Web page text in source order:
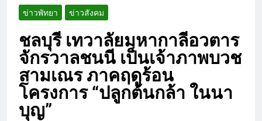
ข่าวพัทยา ข่าวสังคม
ชลบุรี เทวาลัยมหากาลีอวตาร
จักรวาลชนนี เป็นเจ้าภาพบวช
สามเณร ภาคฤดูร้อน
โครงการ “ปลูกต้นกล้า ในนา
บุญ”